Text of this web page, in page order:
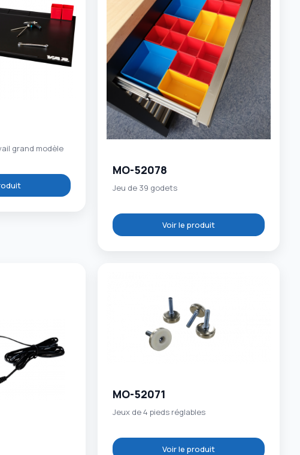
grand modèle
MO-52078
Jeu de 39 godets
Voir le produit
MO-52071
Jeux de 4 pieds réglables
Voir le produit